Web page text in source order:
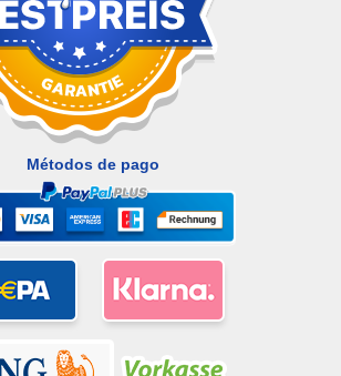
Métodos de pago